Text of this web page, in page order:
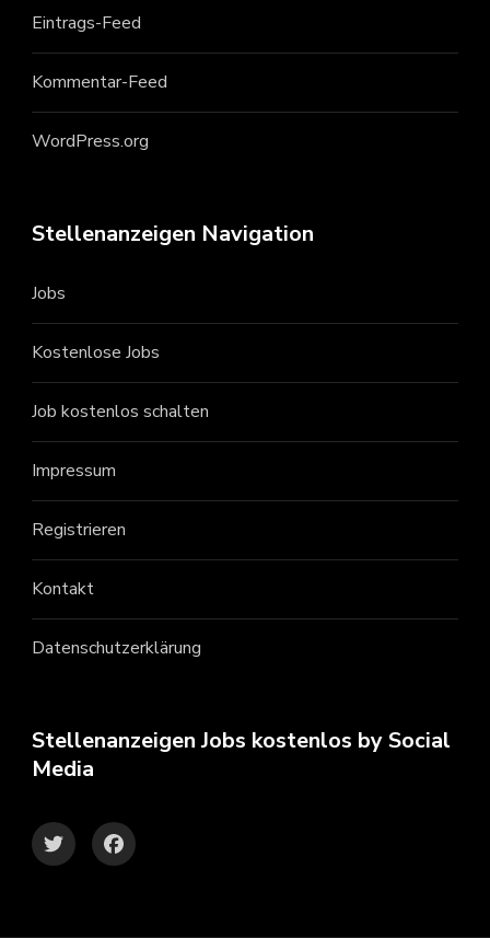
Eintrags-Feed
Kommentar-Feed
WordPress.org
Stellenanzeigen Navigation
Jobs
Kostenlose Jobs
Job kostenlos schalten
Impressum
Registrieren
Kontakt
Datenschutzerklärung
Stellenanzeigen Jobs kostenlos by Social
Media